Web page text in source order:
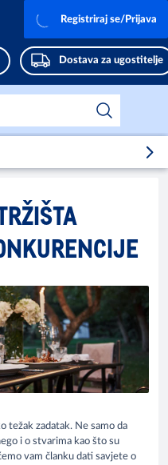
Dostava za ugostitelje
Registriraj se/Prijava
težak zadatak. Ne samo da
i o stvarima kao što su
vam članku dati savjete o